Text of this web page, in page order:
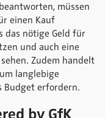
müssen
einen Kauf
das nötige Geld für
und auch eine
Zudem handelt
langlebige
Budget erfordern.
by GfK